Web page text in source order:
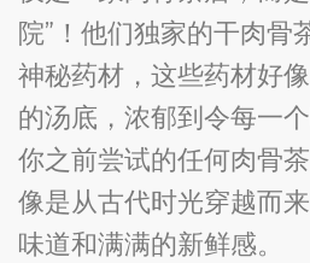
院”！他们独家的干肉骨
神秘药材，这些药材好
的汤底，浓郁到令每一
你之前尝试的任何肉骨
像是从古代时光穿越而
味道和满满的新鲜感。